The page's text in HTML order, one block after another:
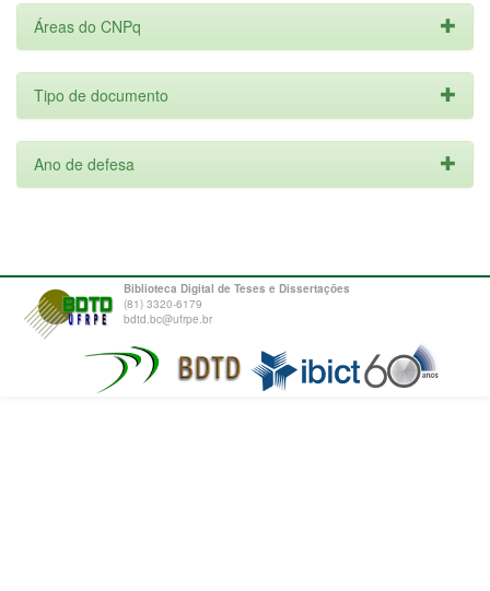
Áreas do CNPq
Tipo de documento
Ano de defesa
Biblioteca Digital de Teses e Dissertações
(81) 3320-6179
bdtd.bc@ufrpe.br